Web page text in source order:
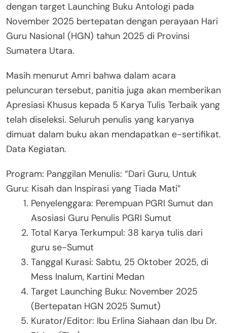
dengan target Launching Buku Antologi pada
November 2025 bertepatan dengan perayaan Hari
Guru Nasional (HGN) tahun 2025 di Provinsi
Sumatera Utara.
Masih menurut Amri bahwa dalam acara
peluncuran tersebut, panitia juga akan memberikan
Apresiasi Khusus kepada 5 Karya Tulis Terbaik yang
telah diseleksi. Seluruh penulis yang karyanya
dimuat dalam buku akan mendapatkan e-sertifikat.
Data Kegiatan.
Program: Panggilan Menulis: “Dari Guru, Untuk
Guru: Kisah dan Inspirasi yang Tiada Mati”
Penyelenggara: Perempuan PGRI Sumut dan
Asosiasi Guru Penulis PGRI Sumut
Total Karya Terkumpul: 38 karya tulis dari
guru se-Sumut
Tanggal Kurasi: Sabtu, 25 Oktober 2025, di
Mess Inalum, Kartini Medan
Target Launching Buku: November 2025
(Bertepatan HGN 2025 Sumut)
Kurator/Editor: Ibu Erlina Siahaan dan Ibu Dr.